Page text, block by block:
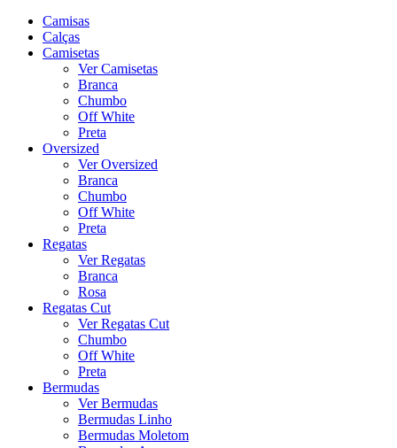
Camisas
Calças
Camisetas
Ver Camisetas
Branca
Chumbo
Off White
Preta
Oversized
Ver Oversized
Branca
Chumbo
Off White
Preta
Regatas
Ver Regatas
Branca
Rosa
Regatas Cut
Ver Regatas Cut
Chumbo
Off White
Preta
Bermudas
Ver Bermudas
Bermudas Linho
Bermudas Moletom